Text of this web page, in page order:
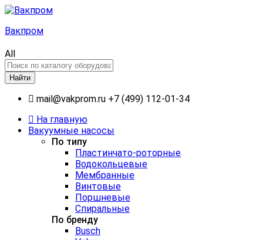
Вакпром
All
Найти
mail@vakprom.ru +7 (499) 112-01-34
На главную
Вакуумные насосы
По типу
Пластинчато-роторные
Водокольцевые
Мембранные
Винтовые
Поршневые
Спиральные
По бренду
Busch